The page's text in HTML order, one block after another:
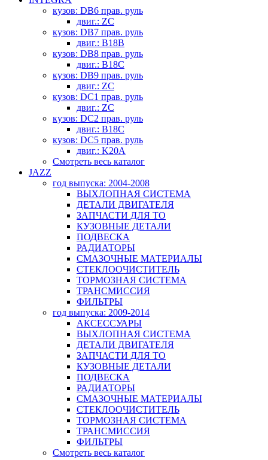
кузов: DB6 прав. руль
двиг.: ZC
кузов: DB7 прав. руль
двиг.: B18B
кузов: DB8 прав. руль
двиг.: B18C
кузов: DB9 прав. руль
двиг.: ZC
кузов: DC1 прав. руль
двиг.: ZC
кузов: DC2 прав. руль
двиг.: B18C
кузов: DC5 прав. руль
двиг.: K20A
Смотреть весь каталог
JAZZ
год выпуска: 2004-2008
ВЫХЛОПНАЯ СИСТЕМА
ДЕТАЛИ ДВИГАТЕЛЯ
ЗАПЧАСТИ ДЛЯ ТО
КУЗОВНЫЕ ДЕТАЛИ
ПОДВЕСКА
РАДИАТОРЫ
СМАЗОЧНЫЕ МАТЕРИАЛЫ
СТЕКЛООЧИСТИТЕЛЬ
ТОРМОЗНАЯ СИСТЕМА
ТРАНСМИССИЯ
ФИЛЬТРЫ
год выпуска: 2009-2014
АКСЕССУАРЫ
ВЫХЛОПНАЯ СИСТЕМА
ДЕТАЛИ ДВИГАТЕЛЯ
ЗАПЧАСТИ ДЛЯ ТО
КУЗОВНЫЕ ДЕТАЛИ
ПОДВЕСКА
РАДИАТОРЫ
СМАЗОЧНЫЕ МАТЕРИАЛЫ
СТЕКЛООЧИСТИТЕЛЬ
ТОРМОЗНАЯ СИСТЕМА
ТРАНСМИССИЯ
ФИЛЬТРЫ
Смотреть весь каталог